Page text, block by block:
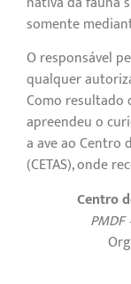
somente
O responsável
qualquer
Como resultado
apreendeu o
a ave ao Centro
(CETAS), onde
Centro